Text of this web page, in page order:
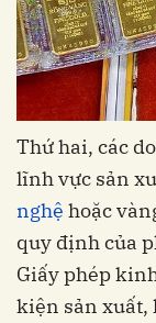
Thứ hai, các
lĩnh vực sản
nghệ hoặc
quy định của
Giấy phép
kiện sản xuất,